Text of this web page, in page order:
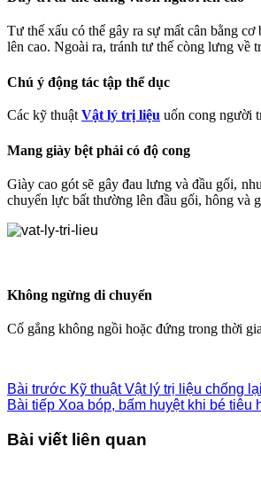
Tư thế xấu có thể gây ra sự mất cân bằng
lên cao. Ngoài ra, tránh tư thế còng lưng về
Chú ý động tác tập thể dục
Các kỹ thuật Vật lý trị liệu uốn cong người
Mang giày bệt phải có độ cong
Giày cao gót sẽ gây đau lưng và đầu gối,
chuyển lực bất thường lên đầu gối, hông và
Không ngừng di chuyển
Cố gắng không ngồi hoặc đứng trong thời
Bài trước Kỹ thuật Vật lý trị liệu chống
Bài tiếp Xoa bóp, bấm huyệt khi bé tiêu
Bài viết liên quan